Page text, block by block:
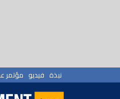
نبذة فيديو مؤتمر